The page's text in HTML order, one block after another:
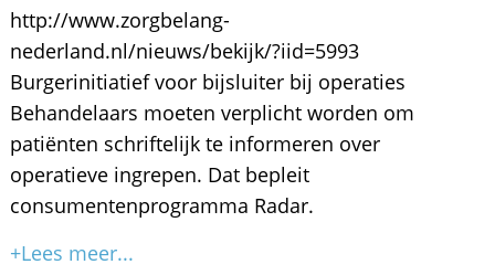
http://www.zorgbelang-
nederland.nl/nieuws/bekijk/?iid=5993
Burgerinitiatief voor bijsluiter bij operaties
Behandelaars moeten verplicht worden om
patiënten schriftelijk te informeren over
operatieve ingrepen. Dat bepleit
consumentenprogramma Radar.
+Lees meer...